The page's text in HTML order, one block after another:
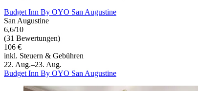
Budget Inn By OYO San Augustine
San Augustine
6,6/10
(31 Bewertungen)
106 €
inkl. Steuern & Gebühren
22. Aug.–23. Aug.
Budget Inn By OYO San Augustine